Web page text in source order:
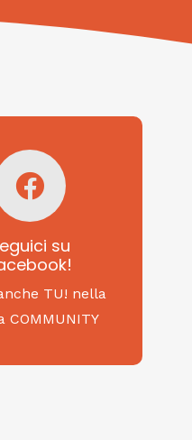
su
TU! nella
COMMUNITY
su
cibi e tradizioni
a Sud...